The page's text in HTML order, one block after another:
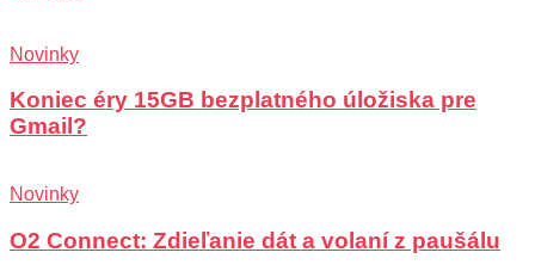
Novinky
Koniec éry 15GB bezplatného úložiska pre
Gmail?
Novinky
O2 Connect: Zdieľanie dát a volaní z paušálu